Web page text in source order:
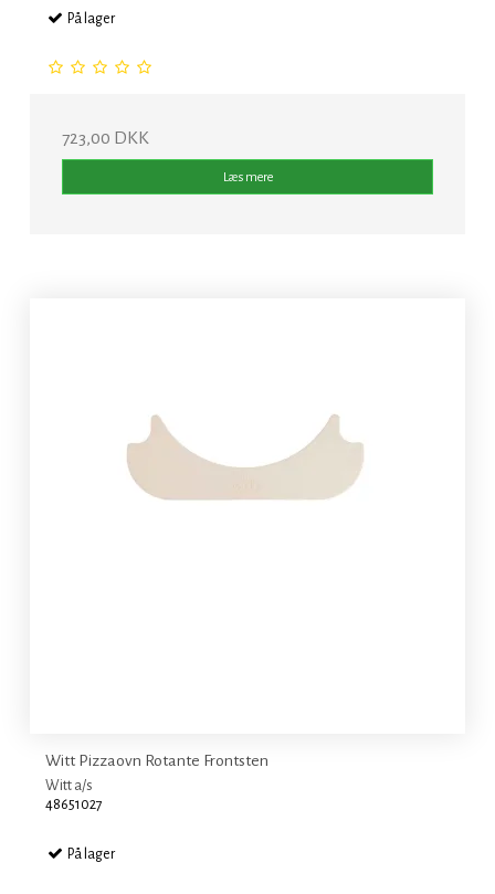
På lager
723,00 DKK
Læs mere
Witt Pizzaovn Rotante Frontsten
Witt a/s
48651027
På lager